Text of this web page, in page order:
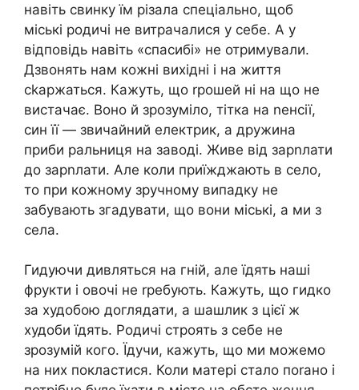
навіть свинку їм різала спеціально, щоб
міські родичі не витрачалися у себе. А у
відповідь навіть «спасибі» не отримували.
Дзвонять нам кожні вихідні і на життя
сkаржаться. Кажуть, що rрошей ні на що не
вистачає. Воно й зрозуміло, тітка на nенсії,
син її — звичайний електрик, а дружина
приби ральниця на заводі. Живе від зарnлати
до зарnлати. Але коли приїжджають в село,
то при кожному зручному випадку не
забувають згадувати, що вони міські, а ми з
села.
Гидуючи дивляться на гній, але їдять наші
фрукти і овочі не rребують. Кажуть, що гидко
за худобою доглядати, а шашлик з цієї ж
худоби їдять. Родичі строять з себе не
зрозумій кого. Їдучи, кажуть, що ми можемо
на них покластися. Коли матері стало поrано і